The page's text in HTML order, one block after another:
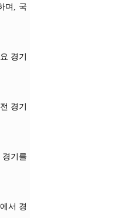
며, 국
경기
경기
기를
서 경